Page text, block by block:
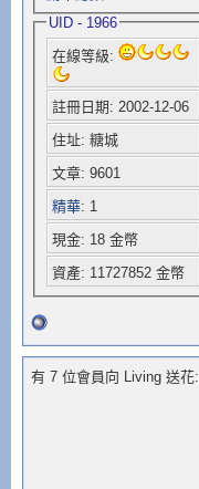
UID - 1966
在線等級:
註冊日期: 2002-12-06
住址: 糖城
文章: 9601
精華: 1
現金: 18 金幣
資產: 11727852 金幣
有 7 位會員向 Living 送花: